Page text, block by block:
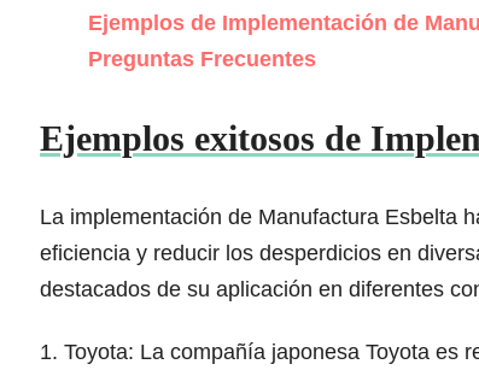
Ejemplos de Implementación de
Preguntas Frecuentes
Ejemplos exitosos de
La implementación de Manufactura Esbelta
eficiencia y reducir los desperdicios en
destacados de su aplicación en diferentes
1. Toyota: La compañía japonesa Toyota es